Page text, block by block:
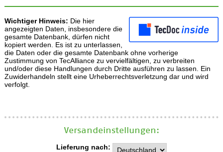
Wichtiger Hinweis: Die hier
angezeigten Daten, insbesondere die
gesamte Datenbank, dürfen nicht
kopiert werden. Es ist zu unterlassen,
die Daten oder die gesamte Datenbank ohne vorherige
Zustimmung von TecAlliance zu vervielfältigen, zu verbreiten
und/oder diese Handlungen durch Dritte ausführen zu lassen. Ein
Zuwiderhandeln stellt eine Urheberrechtsverletzung dar und wird
verfolgt.
Versand­einstellungen:
Lieferung nach: